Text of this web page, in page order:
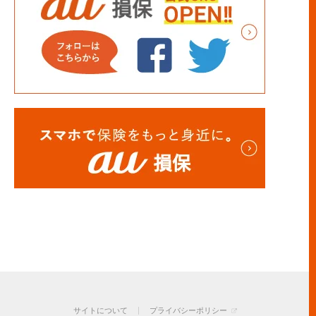
サイトについて プライバシーポリシー